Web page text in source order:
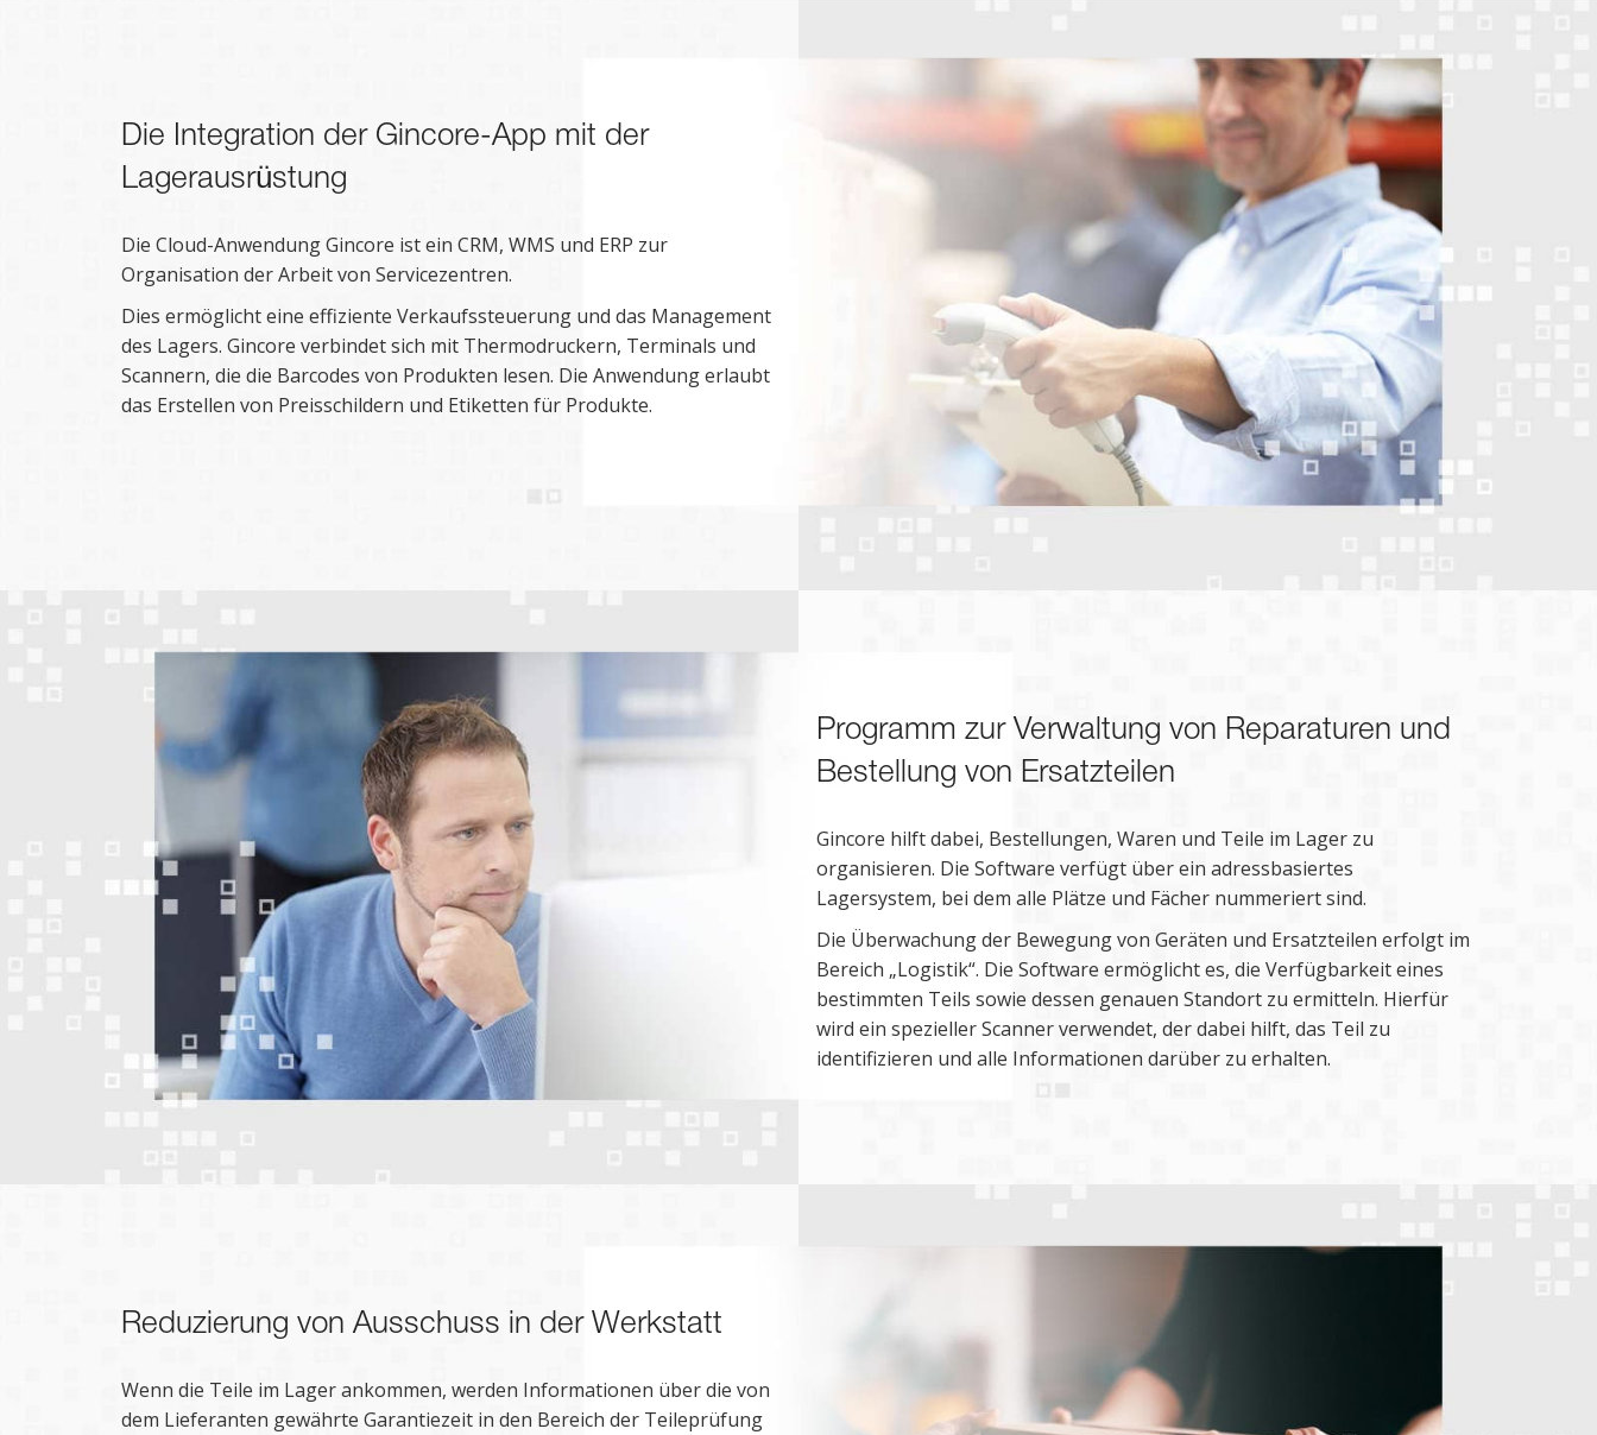
Die Integration der Gincore-App mit der
Lagerausrüstung
Die Cloud-Anwendung Gincore ist ein CRM, WMS und ERP zur
Organisation der Arbeit von Servicezentren.
Dies ermöglicht eine effiziente Verkaufssteuerung und das Management
des Lagers. Gincore verbindet sich mit Thermodruckern, Terminals und
Scannern, die die Barcodes von Produkten lesen. Die Anwendung erlaubt
das Erstellen von Preisschildern und Etiketten für Produkte.
Programm zur Verwaltung von Reparaturen und
Bestellung von Ersatzteilen
Gincore hilft dabei, Bestellungen, Waren und Teile im Lager zu
organisieren. Die Software verfügt über ein adressbasiertes
Lagersystem, bei dem alle Plätze und Fächer nummeriert sind.
Die Überwachung der Bewegung von Geräten und Ersatzteilen erfolgt im
Bereich „Logistik“. Die Software ermöglicht es, die Verfügbarkeit eines
bestimmten Teils sowie dessen genauen Standort zu ermitteln. Hierfür
wird ein spezieller Scanner verwendet, der dabei hilft, das Teil zu
identifizieren und alle Informationen darüber zu erhalten.
Reduzierung von Ausschuss in der Werkstatt
Wenn die Teile im Lager ankommen, werden Informationen über die von
dem Lieferanten gewährte Garantiezeit in den Bereich der Teileprüfung